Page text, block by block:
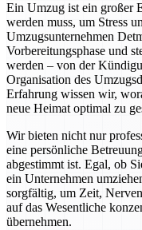
Ein Umzug ist ein großer
werden muss, um Stress
Umzugsunternehmen
Vorbereitungsphase und
werden – von der
Organisation des
Erfahrung wissen wir,
neue Heimat optimal zu
Wir bieten nicht nur
eine persönliche
abgestimmt ist. Egal, ob
ein Unternehmen
sorgfältig, um Zeit,
auf das Wesentliche
übernehmen.